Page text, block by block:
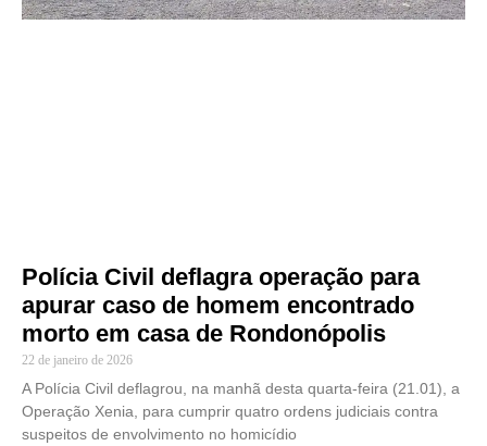
Polícia Civil deflagra operação para
apurar caso de homem encontrado
morto em casa de Rondonópolis
22 de janeiro de 2026
A Polícia Civil deflagrou, na manhã desta quarta-feira (21.01), a
Operação Xenia, para cumprir quatro ordens judiciais contra
suspeitos de envolvimento no homicídio